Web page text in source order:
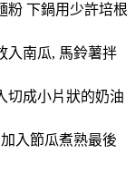
下鍋用少許培根
南瓜, 馬鈴薯拌
成小片狀的奶油
入節瓜煮熟最後